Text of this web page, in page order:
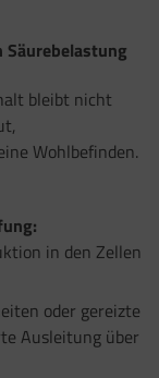
Säurebelastung
bleibt nicht
Wohlbefinden.
in den Zellen
oder gereizte
Ausleitung über